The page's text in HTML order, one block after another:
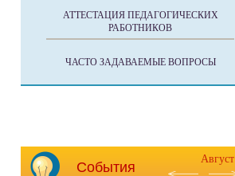
АТТЕСТАЦИЯ ПЕДАГОГИЧЕСКИХ
РАБОТНИКОВ
ЧАСТО ЗАДАВАЕМЫЕ ВОПРОСЫ
События
Август